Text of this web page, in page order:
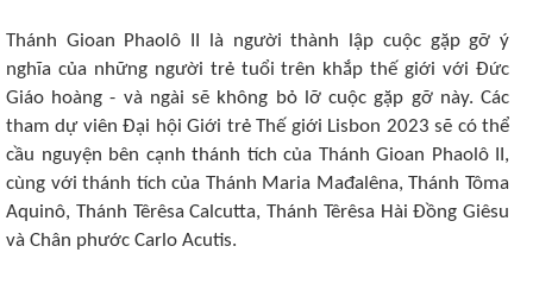
Thánh Gioan Phaolô II là người thành lập cuộc gặp gỡ ý
nghĩa của những người trẻ tuổi trên khắp thế giới với Đức
Giáo hoàng - và ngài sẽ không bỏ lỡ cuộc gặp gỡ này. Các
tham dự viên Đại hội Giới trẻ Thế giới Lisbon 2023 sẽ có thể
cầu nguyện bên cạnh thánh tích của Thánh Gioan Phaolô II,
cùng với thánh tích của Thánh Maria Mađalêna, Thánh Tôma
Aquinô, Thánh Têrêsa Calcutta, Thánh Têrêsa Hài Đồng Giêsu
và Chân phước Carlo Acutis.